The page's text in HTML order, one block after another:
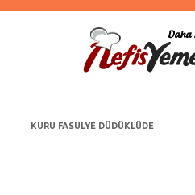
KURU FASULYE DÜDÜKLÜDE